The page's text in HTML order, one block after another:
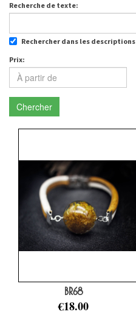
Recherche de texte:
Rechercher dans les descriptions
Prix:
Chercher
BR68
€18.00